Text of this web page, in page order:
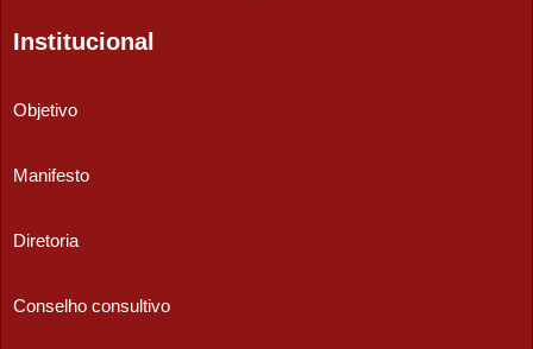
Institucional
Objetivo
Manifesto
Diretoria
Conselho consultivo